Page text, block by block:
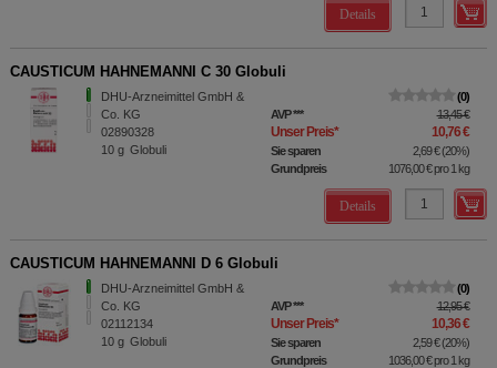
Details
CAUSTICUM HAHNEMANNI C 30 Globuli
DHU-Arzneimittel GmbH &
Co. KG
02890328
10 g Globuli
0
AVP*** 13,45 €
Unser Preis* 10,76 €
Sie sparen 2,69 €(20%)
Grundpreis
1076,00 €pro 1 kg
Details
CAUSTICUM HAHNEMANNI D 6 Globuli
DHU-Arzneimittel GmbH &
Co. KG
02112134
10 g Globuli
0
AVP*** 12,95 €
Unser Preis* 10,36 €
Sie sparen 2,59 €(20%)
Grundpreis
1036,00 €pro 1 kg